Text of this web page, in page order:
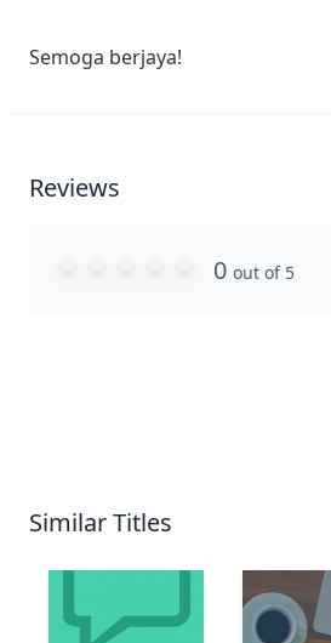
Semoga berjaya!
Reviews
0 out of 5
Similar Titles